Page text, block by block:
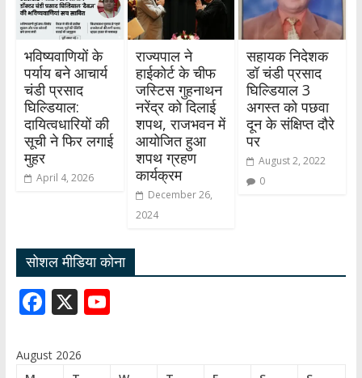
भविष्यवाणियों के
पर्याय बने आचार्य
चंडी प्रसाद
घिल्डियाल:
दायित्वधारियों की
सूची ने फिर लगाई
मुहर
April 4, 2026
राज्यपाल ने
हाईकोर्ट के चीफ
जस्टिस गुहनाथन
नरेंद्र को दिलाई
शपथ, राजभवन में
आयोजित हुआ
शपथ ग्रहण
कार्यक्रम
December 26,
2024
सहायक निदेशक
डॉ चंडी प्रसाद
घिल्डियाल 3
अगस्त को पछवा
दून के संक्षिप्त दौरे
पर
August 2, 2022
0
सोशल मीडिया कोना
F
e
X Y
August 2026